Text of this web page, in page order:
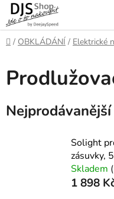
Přejít
na
obsah
Domů
/ OBKLÁDÁNÍ / Elektrické
Nejprodávanější
Solight
zásuvky,
Skladem
1 898